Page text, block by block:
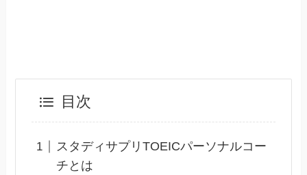
目次
スタディサプリTOEICパーソナルコー
チとは